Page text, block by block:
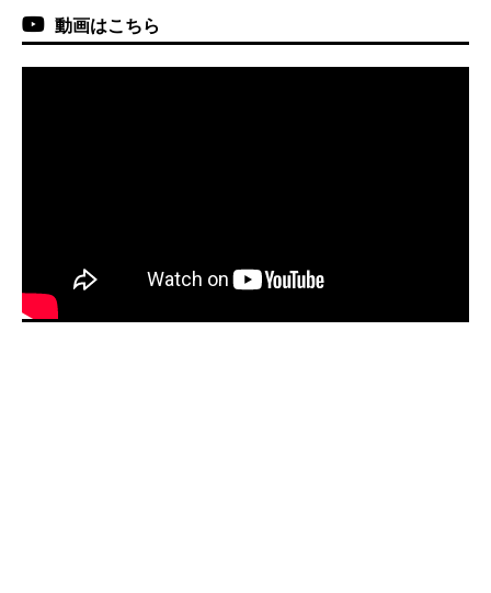
動画はこちら